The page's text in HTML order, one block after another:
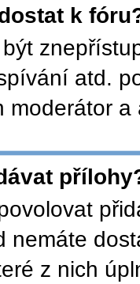
k
atd.
moderátor
nemáte
z nich